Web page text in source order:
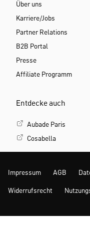
Über uns
Karriere/Jobs
Partner Relations
B2B Portal
Presse
Affiliate Programm
Entdecke auch
Aubade Paris
Cosabella
Impressum AGB
Widerrufsrecht